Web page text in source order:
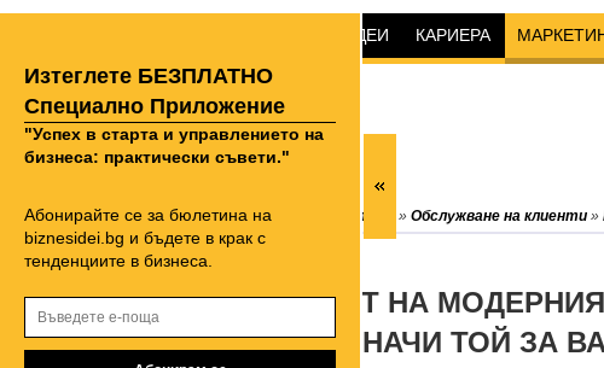
БИЗНЕС ИДЕИ КАРИЕРА
biznesidei.bg Маркетинг » Обслужване на клиенти »
ПРОФИЛЪТ НА
И КАКВО ЗНАЧИ ТОЙ ЗА
Изтеглете БЕЗПЛАТНО
Специално Приложение
"Успех в старта и управлението на
бизнеса: практически съвети."
Абонирайте се за бюлетина на
biznesidei.bg и бъдете в крак с
тенденциите в бизнеса.